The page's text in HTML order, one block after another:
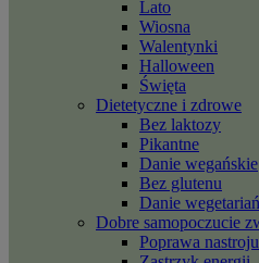
Lato
Wiosna
Walentynki
Halloween
Święta
Dietetyczne i zdrowe
Bez laktozy
Pikantne
Danie wegańskie
Bez glutenu
Danie
Dobre samopoczucie
Poprawa